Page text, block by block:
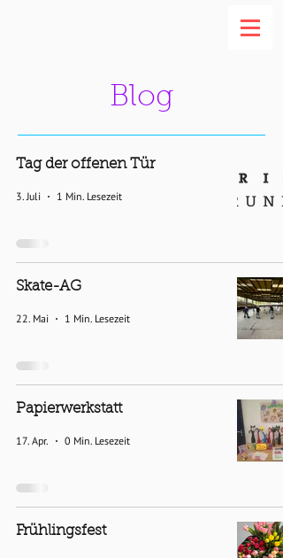
Blog
Tag der offenen Tür
3. Juli 1 Min. Lesezeit
Skate-AG
22. Mai 1 Min. Lesezeit
Papierwerkstatt
17. Apr. 0 Min. Lesezeit
Frühlingsfest